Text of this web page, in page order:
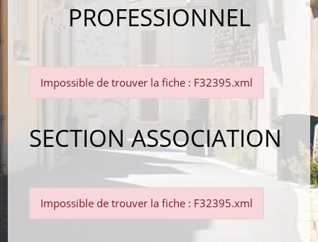
PROFESSIONNEL
Impossible de trouver la fiche : F32395.xml
SECTION ASSOCIATION
Impossible de trouver la fiche : F32395.xml